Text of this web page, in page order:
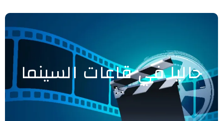
حاليا في قاعات السينما